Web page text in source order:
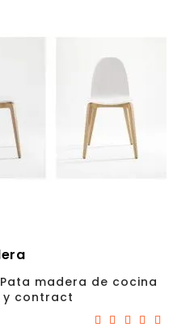
madera de cocina
y contract